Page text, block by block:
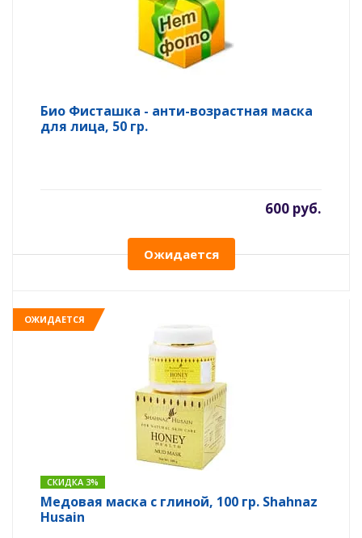
Био Фисташка - анти-возрастная маска
для лица, 50 гр.
600 руб.
Ожидается
ОЖИДАЕТСЯ
СКИДКА 3%
Медовая маска с глиной, 100 гр. Shahnaz
Husain